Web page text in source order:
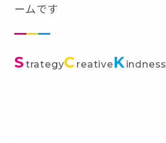
ームです
S trategyC reativeKindness